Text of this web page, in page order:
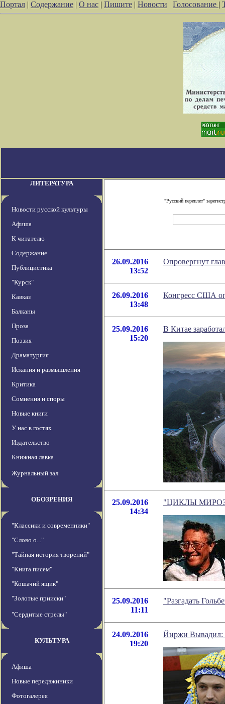
Портал | Содержание | О нас | Пишите | Новости | Голосование |
ЛИТЕРАТУРА
Новости русской культуры
Афиша
К читателю
Содержание
Публицистика
"Курск"
Кавказ
Балканы
Проза
Поэзия
Драматургия
Искания и размышления
Критика
Сомнения и споры
Новые книги
У нас в гостях
Издательство
Книжная лавка
Журнальный зал
ОБОЗРЕНИЯ
"Классики и современники"
"Слово о..."
"Тайная история творений"
"Книга писем"
"Кошачий ящик"
"Золотые прииски"
"Сердитые стрелы"
КУЛЬТУРА
Афиша
Новые передвжиники
Фотогалерея
"Русский переплет"
26.09.2016
13:52
Опровергнут
26.09.2016
13:48
Конгресс США
25.09.2016
15:20
В Китае
25.09.2016
14:34
"ЦИКЛЫ
25.09.2016
11:11
"Разгадать
24.09.2016
19:20
Йиржи Вывадил: